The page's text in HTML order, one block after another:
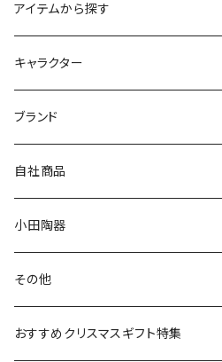
アイテムから探す
九谷焼
マグ＆カップ
プレート
ボウル
ガラスウェア
カトラリー
キャラクター
ムーミン
80th記念アイテム
リトルミイの日記念アイテム
MOOMIN ANIMATION
スヌーピー
ピーターラビット
ポケットモンスター
ブランド
LA AMYS(エミーズ)
LISA LARSON(リサラーソン)
LAURA ASHLEY(ローラ アシュレイ)
Finlayson(フィンレイソン)
自社商品
ねこ企画
Cecera(セセラ)
CELEC(セレック)
小田陶器
さざなみ
吉祥
その他
リサイクル食器
おすすめクリスマスギフト特集